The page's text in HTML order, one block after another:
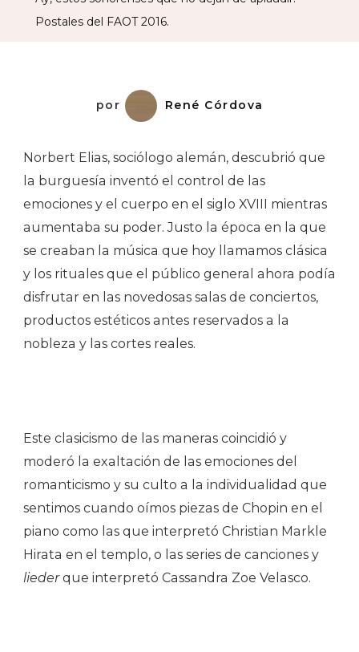
Postales del FAOT 2016.
por René Córdova
Norbert Elias, sociólogo alemán, descubrió que
la burguesía inventó el control de las
emociones y el cuerpo en el siglo XVIII mientras
aumentaba su poder. Justo la época en la que
se creaban la música que hoy llamamos clásica
y los rituales que el público general ahora podía
disfrutar en las novedosas salas de conciertos,
productos estéticos antes reservados a la
nobleza y las cortes reales.
Este clasicismo de las maneras coincidió y
moderó la exaltación de las emociones del
romanticismo y su culto a la individualidad que
sentimos cuando oímos piezas de Chopin en el
piano como las que interpretó Christian Markle
Hirata en el templo, o las series de canciones y
liederque interpretó Cassandra Zoe Velasco.